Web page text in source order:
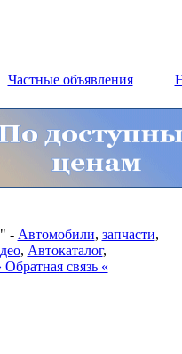
Частные объявления
" - Автомобили, запчасти,
, Автокаталог,
Обратная связь «